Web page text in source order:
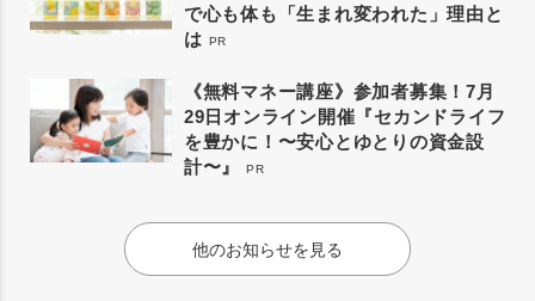
で心も体も「生まれ変われた」理由と
は PR
《無料マネー講座》参加者募集！7月
29日オンライン開催『セカンドライフ
を豊かに！〜安心とゆとりの資金設
計〜』
PR
他のお知らせを見る